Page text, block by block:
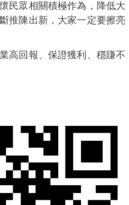
民眾相關積極作為，降低大
推陳出新，大家一定要擦亮
高回報、保證獲利、穩賺不